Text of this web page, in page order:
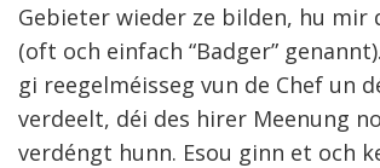
Gebieter wieder ze bilden, hu mir
(oft och einfach “Badger”
gi reegelméisseg vun de Chef un
verdeelt, déi des hirer Meenung no
verdéngt hunn. Esou ginn et och